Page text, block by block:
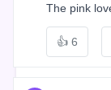
The pink
👍 6